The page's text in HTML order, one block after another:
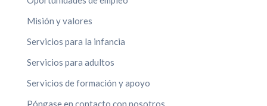
Misión y valores
Servicios para la infancia
Servicios para adultos
Servicios de formación y apoyo
Póngase en contacto con nosotros